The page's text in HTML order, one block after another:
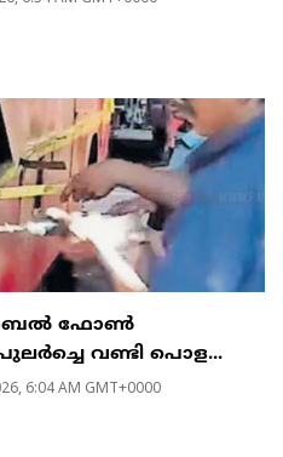
ഫോൺ
വണ്ടി പൊള...
6:04 AM GMT+0000